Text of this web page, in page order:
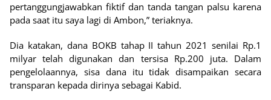
pertanggungjawabkan fiktif dan tanda tangan palsu karena
pada saat itu saya lagi di Ambon,” teriaknya.
Dia katakan, dana BOKB tahap II tahun 2021 senilai Rp.1
milyar telah digunakan dan tersisa Rp.200 juta. Dalam
pengelolaannya, sisa dana itu tidak disampaikan secara
transparan kepada dirinya sebagai Kabid.